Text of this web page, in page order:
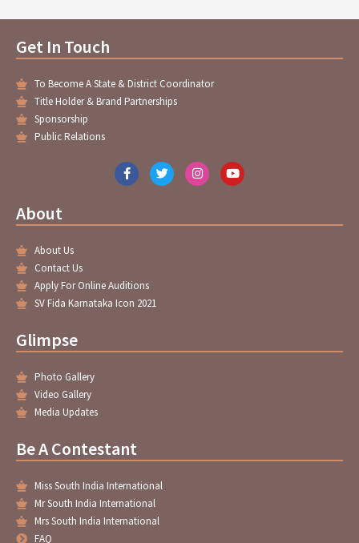
Get In Touch
To Become A State & District Coordinator
Title Holder & Brand Partnerships
Sponsorship
Public Relations
F
a
c
o
T
w
i
e
I
n
s
g
Y
o
u
b
About
About Us
Contact Us
Apply For Online Auditions
SV Fida Karnataka Icon 2021
Glimpse
Photo Gallery
Video Gallery
Media Updates
Be A Contestant
Miss South India International
Mr South India International
Mrs South India International
FAQ